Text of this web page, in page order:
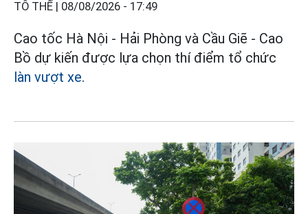
TÔ THẾ | 08/08/2026 - 17:49
Cao tốc Hà Nội - Hải Phòng và Cầu Giẽ - Cao
Bồ dự kiến được lựa chọn thí điểm tổ chức
làn vượt xe.